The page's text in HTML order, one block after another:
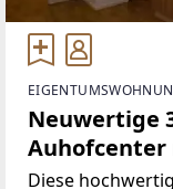
Neuwertige
Auhofcenter
Diese